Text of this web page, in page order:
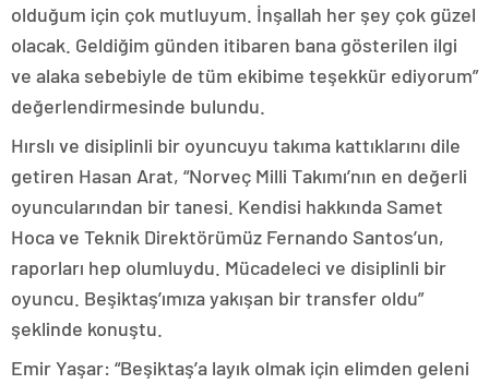
olduğum için çok mutluyum. İnşallah her şey çok güzel
olacak. Geldiğim günden itibaren bana gösterilen ilgi
ve alaka sebebiyle de tüm ekibime teşekkür ediyorum”
değerlendirmesinde bulundu.
Hırslı ve disiplinli bir oyuncuyu takıma kattıklarını dile
getiren Hasan Arat, “Norveç Milli Takımı’nın en değerli
oyuncularından bir tanesi. Kendisi hakkında Samet
Hoca ve Teknik Direktörümüz Fernando Santos’un,
raporları hep olumluydu. Mücadeleci ve disiplinli bir
oyuncu. Beşiktaş’ımıza yakışan bir transfer oldu”
şeklinde konuştu.
Emir Yaşar: “Beşiktaş’a layık olmak için elimden geleni